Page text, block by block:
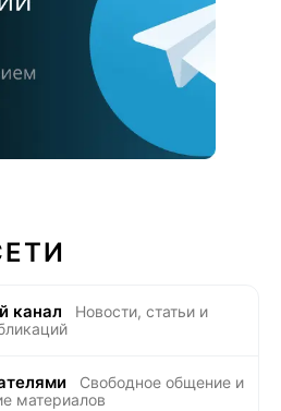
канал
Новости, статьи и
Свободное общение и
материалов